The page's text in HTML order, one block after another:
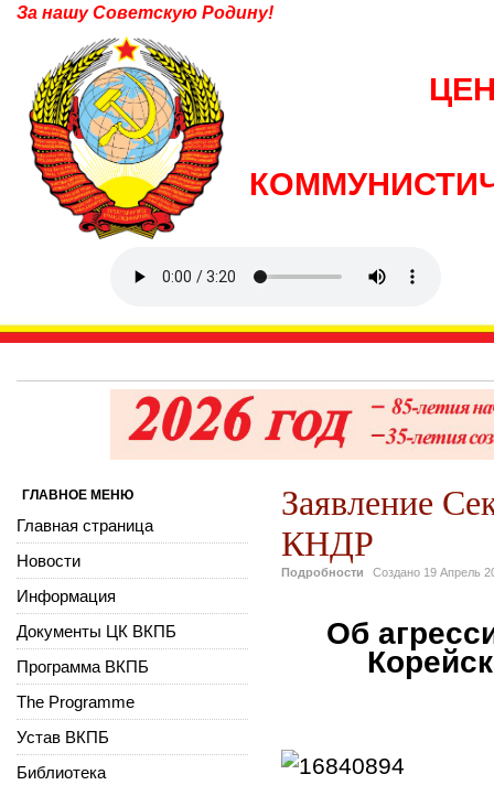
За нашу Советскую Родину!
Заявление
КНДР
Подробности Создано 19 Апрель
Об
ГЛАВНОЕ МЕНЮ
Главная страница
Новости
Информация
Документы ЦК ВКПБ
Программа ВКПБ
The Programme
Устав ВКПБ
Библиотека